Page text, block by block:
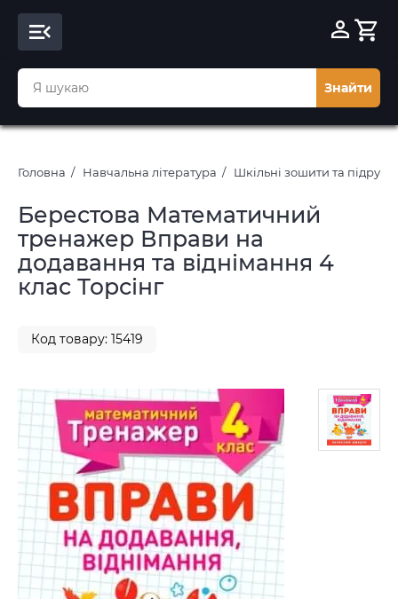
Знайти
Головна Навчальна література Шкільні зошити та
Берестова Математичний
тренажер Вправи на
додавання та віднімання 4
клас Торсінг
Код товару: 15419